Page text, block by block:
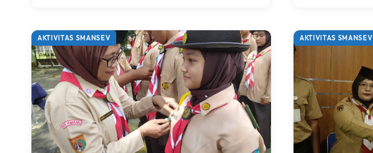
AKTIVITAS SMANSEV AKTIVITAS SMANSEV